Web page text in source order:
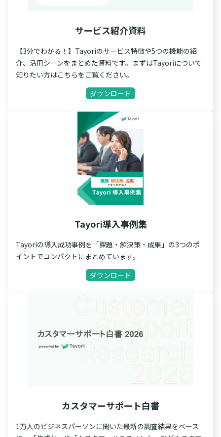
サービス紹介資料
【3分でわかる！】Tayoriのサービス特徴や5つの機能の紹
介、活用シーンをまとめた資料です。まずはTayoriについて
知りたい方はこちらをご覧ください。
ダウンロード
Tayori導入事例集
Tayoriの導入成功事例を「課題・解決策・成果」の3つのポ
イントでコンパクトにまとめています。
ダウンロード
カスタマーサポート白書
1万人のビジネスパーソンに聞いた最新の調査結果をベース